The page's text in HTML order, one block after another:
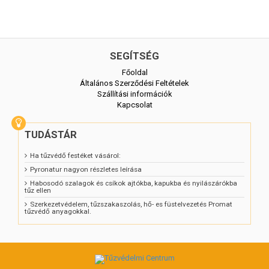
SEGÍTSÉG
Főoldal
Általános Szerződési Feltételek
Szállítási információk
Kapcsolat
TUDÁSTÁR
Ha tűzvédő festéket vásárol:
Pyronatur nagyon részletes leírása
Habosodó szalagok és csíkok ajtókba, kapukba és nyilászárókba
tűz ellen
Szerkezetvédelem, tűzszakaszolás, hő- es füstelvezetés Promat
tűzvédő anyagokkal.